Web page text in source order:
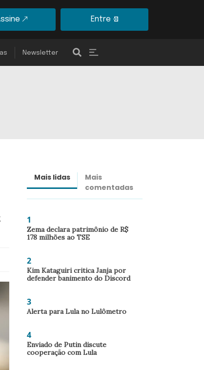
Entre
Newsletter
Mais lidas
Mais
comentadas
1
Zema declara patrimônio de R$
178 milhões ao TSE
2
Kim Kataguiri critica Janja por
defender banimento do Discord
3
Alerta para Lula no Lulômetro
4
Enviado de Putin discute
cooperação com Lula